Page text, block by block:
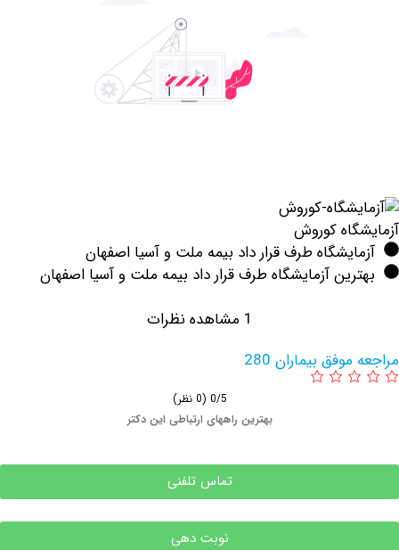
کوروش
طرف قرار داد بیمه ملت و آسیا اصفهان
آزمایشگاه طرف قرار داد بیمه ملت و آسیا اصفهان
بیماران 280
بهترین راههای ارتباطی این دکتر
تماس تلفنی
نوبت دهی